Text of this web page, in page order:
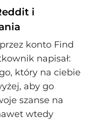
i
konto Find
napisał:
który na ciebie
aby go
szanse na
wtedy